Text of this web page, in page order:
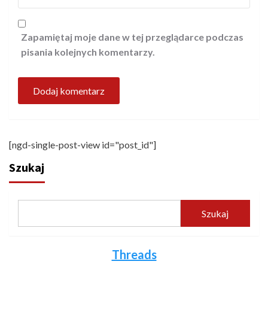
Zapamiętaj moje dane w tej przeglądarce podczas
pisania kolejnych komentarzy.
[ngd-single-post-view id="post_id"]
Szukaj
Szukaj
Threads